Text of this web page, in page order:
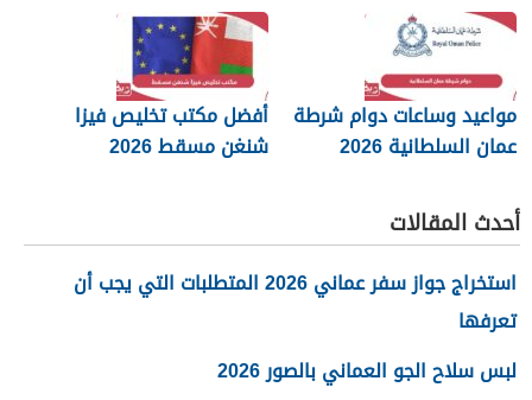
مواعيد وساعات دوام شرطة
عمان السلطانية 2026
أفضل مكتب تخليص فيزا
شنغن مسقط 2026
أحدث المقالات
استخراج جواز سفر عماني 2026 المتطلبات التي يجب أن
تعرفها
لبس سلاح الجو العماني بالصور 2026